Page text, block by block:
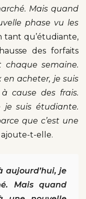
Mais quand
phase vu les
tant qu’étudiante,
des forfaits
semaine.
en acheter, je suis
cause des frais.
je suis étudiante.
que c’est une
ajoute-t-elle.
aujourd’hui, je
Mais quand